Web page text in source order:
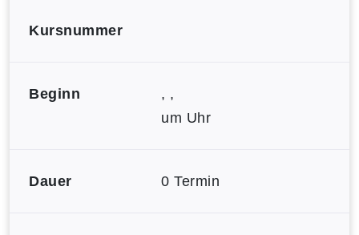
Kursnummer
Beginn
, ,
um Uhr
Dauer 0 Termin